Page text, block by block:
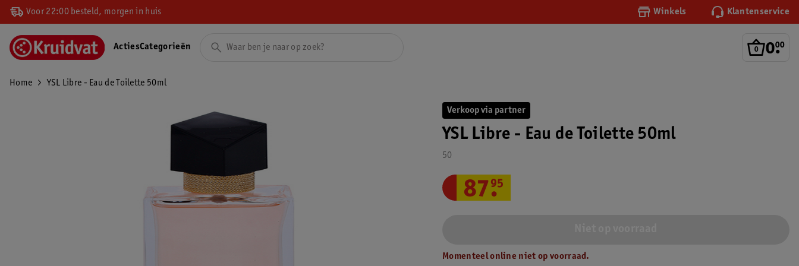
Voor 22:00 besteld, morgen in huis Winkels Klantenservice
0.
00
ActiesCategorieën
Home YSL Libre - Eau de Toilette 50ml
Verkoop via partner
YSL Libre - Eau de Toilette 50ml
50
87.
95
Momenteel online niet op voorraad.